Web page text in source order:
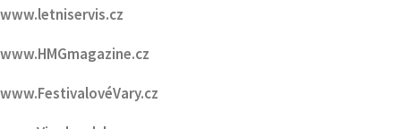
www.FestivalovéVary.cz
www.Vinohradska.cz
www.PražskéLetiště.cz